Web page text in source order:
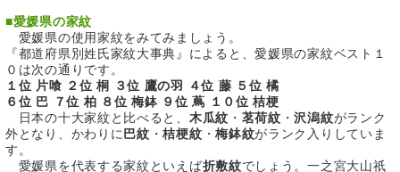
■愛媛県の家紋
愛媛県の使用家紋をみてみましょう。
『都道府県別姓氏家紋大事典』によると、愛媛県の家紋ベスト１
０は次の通りです。
１位 片喰 ２位 桐 ３位 鷹の羽 ４位 藤 ５位 橘
６位 巴 ７位 柏 ８位 梅鉢 ９位 蔦 １０位 桔梗
日本の十大家紋と比べると、 木瓜紋 ・ 茗荷紋 ・沢潟紋がランク
外となり、かわりに 巴紋 ・桔梗紋 ・梅鉢紋がランク入りしていま
す。
愛媛県を代表する家紋といえば折敷紋でしょう。一之宮大山祇